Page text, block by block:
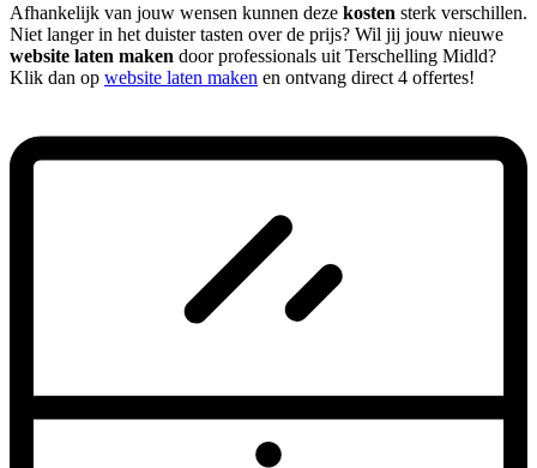
Afhankelijk van jouw wensen kunnen deze kosten sterk verschillen.
Niet langer in het duister tasten over de prijs? Wil jij jouw nieuwe
website laten maken door professionals uit Terschelling Midld?
Klik dan op website laten maken en ontvang direct 4 offertes!